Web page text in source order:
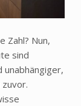
Zahl? Nun,
sind
unabhängiger,